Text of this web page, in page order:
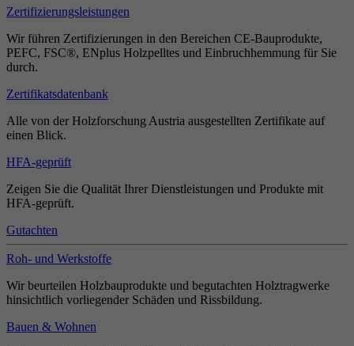
Zertifizierungsleistungen
Wir führen Zertifizierungen in den Bereichen CE-Bauprodukte,
PEFC, FSC®, ENplus Holzpelltes und Einbruchhemmung für Sie
durch.
Zertifikatsdatenbank
Alle von der Holzforschung Austria ausgestellten Zertifikate auf
einen Blick.
HFA-geprüft
Zeigen Sie die Qualität Ihrer Dienstleistungen und Produkte mit
HFA-geprüft.
Gutachten
Roh- und Werkstoffe
Wir beurteilen Holzbauprodukte und begutachten Holztragwerke
hinsichtlich vorliegender Schäden und Rissbildung.
Bauen & Wohnen